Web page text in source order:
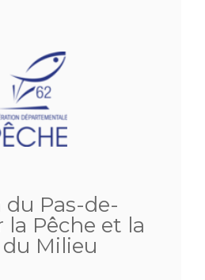
Pas-de-
la Pêche et la
Milieu